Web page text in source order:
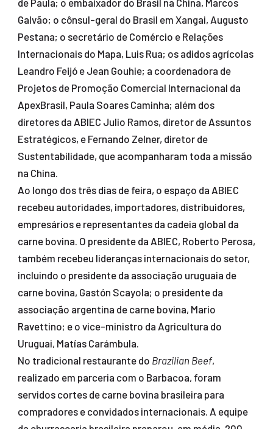
de Paula; o embaixador do Brasil na China, Marcos
Galvão; o cônsul-geral do Brasil em Xangai, Augusto
Pestana; o secretário de Comércio e Relações
Internacionais do Mapa, Luis Rua; os adidos agrícolas
Leandro Feijó e Jean Gouhie; a coordenadora de
Projetos de Promoção Comercial Internacional da
ApexBrasil, Paula Soares Caminha; além dos
diretores da ABIEC Julio Ramos, diretor de Assuntos
Estratégicos, e Fernando Zelner, diretor de
Sustentabilidade, que acompanharam toda a missão
na China.
Ao longo dos três dias de feira, o espaço da ABIEC
recebeu autoridades, importadores, distribuidores,
empresários e representantes da cadeia global da
carne bovina. O presidente da ABIEC, Roberto Perosa,
também recebeu lideranças internacionais do setor,
incluindo o presidente da associação uruguaia de
carne bovina, Gastón Scayola; o presidente da
associação argentina de carne bovina, Mario
Ravettino; e o vice-ministro da Agricultura do
Uruguai, Matías Carámbula.
No tradicional restaurante do Brazilian Beef,
realizado em parceria com o Barbacoa, foram
servidos cortes de carne bovina brasileira para
compradores e convidados internacionais. A equipe